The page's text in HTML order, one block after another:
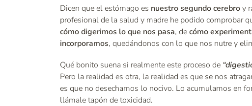
Dicen que el estómago es nuestro segundo cerebroy
profesional de la salud y madre he podido comprobar
cómo digerimos lo que nos pasa, decómo
incorporamos, quedándonos con lo que nos nutre y
Qué bonito suena si realmente este proceso de
Pero la realidad es otra, la realidad es que se nos
es que no desechamos lo nocivo. Lo acumulamos en
llámale tapón de toxicidad.